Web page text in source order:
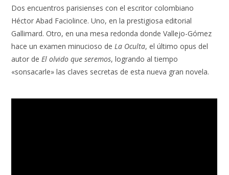
Dos encuentros parisienses con el escritor colombiano
Héctor Abad Faciolince. Uno, en la prestigiosa editorial
Gallimard. Otro, en una mesa redonda donde Vallejo-Gómez
hace un examen minucioso de La Oculta, el último opus del
autor de El olvido que seremos, logrando al tiempo
«sonsacarle» las claves secretas de esta nueva gran novela.